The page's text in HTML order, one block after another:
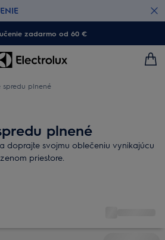
zadarmo od 60 €
spredu plnené
plnené
doprajte svojmu oblečeniu vynikajúcu
priestore.